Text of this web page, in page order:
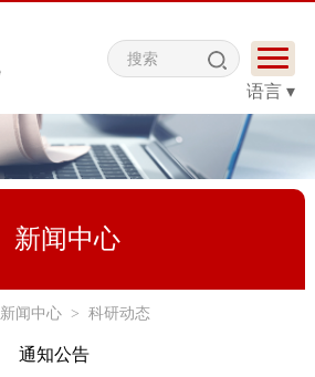
语言 ▾
新闻中心
新闻中心> 科研动态
通知公告